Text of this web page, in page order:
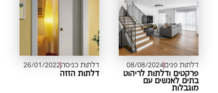
דלתות פנים08/08/2024
פרקטים ודלתות לריהוט
בתים לאנשים עם
מוגבלות
דלתות כניסה 26/01/2022
דלתות הזזה